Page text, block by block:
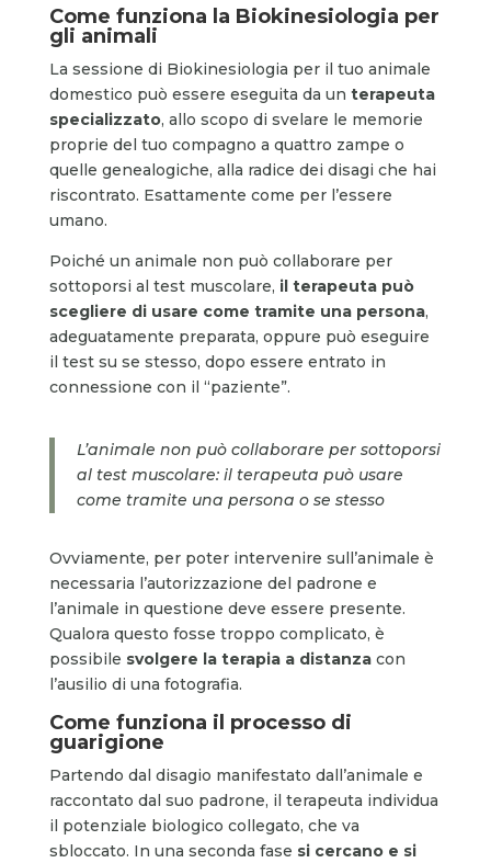
Come funziona la Biokinesiologia per
gli animali
La sessione di Biokinesiologia per il tuo animale
domestico può essere eseguita da un terapeuta
specializzato, allo scopo di svelare le memorie
proprie del tuo compagno a quattro zampe o
quelle genealogiche, alla radice dei disagi che hai
riscontrato. Esattamente come per l’essere
umano.
Poiché un animale non può collaborare per
sottoporsi al test muscolare, il terapeuta può
scegliere di usare come tramite una persona,
adeguatamente preparata, oppure può eseguire
il test su se stesso, dopo essere entrato in
connessione con il “paziente”.
L’animale non può collaborare per sottoporsi
al test muscolare: il terapeuta può usare
come tramite una persona o se stesso
Ovviamente, per poter intervenire sull’animale è
necessaria l’autorizzazione del padrone e
l’animale in questione deve essere presente.
Qualora questo fosse troppo complicato, è
possibile svolgere la terapia a distanzacon
l’ausilio di una fotografia.
Come funziona il processo di
guarigione
Partendo dal disagio manifestato dall’animale e
raccontato dal suo padrone, il terapeuta individua
il potenziale biologico collegato, che va
sbloccato. In una seconda fase si cercano e si